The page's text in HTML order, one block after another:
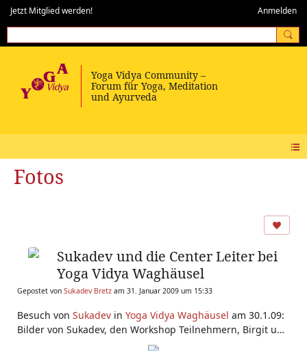
Jetzt Mitglied werden! Anmelden
Fotos
Sukadev und die Center Leiter bei
Yoga Vidya Waghäusel
Gepostet von Sukadev Bretz am 31. Januar 2009 um 15:33
Besuch von Sukadev in Yoga Vidya Waghäusel am 30.1.09:
Bilder von Sukadev, den Workshop Teilnehmern, Birgit und
Volker (den Leitern des Centers), von der